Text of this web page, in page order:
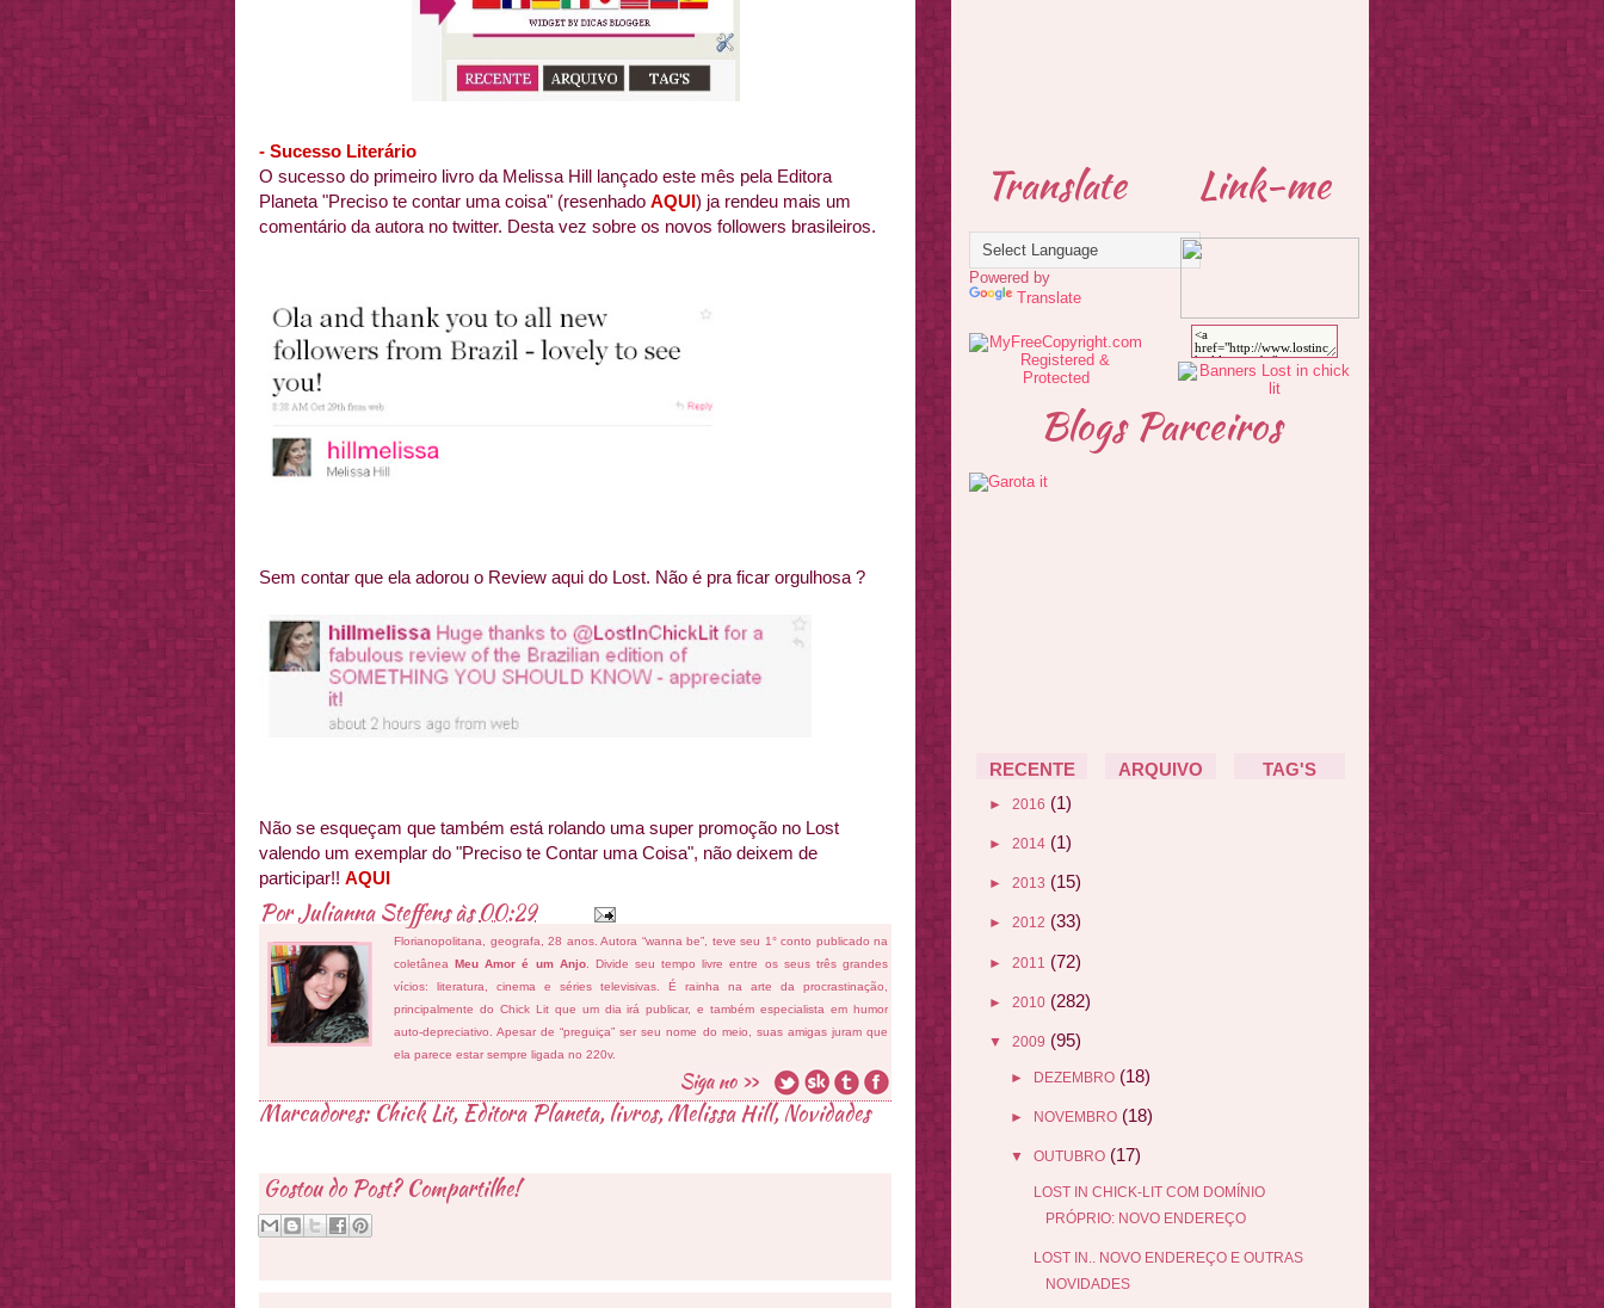
- Sucesso Literário
O sucesso do primeiro livro da Melissa Hill lançado este mês pela Editora
Planeta "Preciso te contar uma coisa" (resenhado AQUI) ja rendeu mais um
comentário da autora no twitter. Desta vez sobre os novos followers brasileiros.
Sem contar que ela adorou o Review aqui do Lost. Não é pra ficar orgulhosa ?
Não se esqueçam que também está rolando uma super promoção no Lost
valendo um exemplar do "Preciso te Contar uma Coisa", não deixem de
participar!! AQUI
PorJulianna Steffensàs00:29
Florianopolitana, geografa, 28 anos. Autora “wanna be”, teve seu 1° conto publicado na
coletâneaMeu Amor é um Anjo. Divide seu tempo livre entre os seus três grandes
vícios: literatura, cinema e séries televisivas. É rainha na arte da procrastinação,
principalmente do Chick Lit que um dia irá publicar, e também especialista em humor
auto-depreciativo. Apesar de “preguiça” ser seu nome do meio, suas amigas juram que
ela parece estar sempre ligada no 220v.
Marcadores: Chick Lit,Editora Planeta,livros,Melissa Hill,Novidades
Gostou do Post? Compartilhe!
Translate
Powered by
Translate
Link-me
Blogs Parceiros
RECENTE ARQUIVO TAG'S
► 2016 (1)
► 2014 (1)
► 2013 (15)
► 2012 (33)
► 2011 (72)
► 2010 (282)
▼ 2009 (95)
► DEZEMBRO (18)
► NOVEMBRO (18)
▼ OUTUBRO (17)
LOST IN CHICK-LIT COM DOMÍNIO
PRÓPRIO: NOVO ENDEREÇO
LOST IN.. NOVO ENDEREÇO E OUTRAS
NOVIDADES